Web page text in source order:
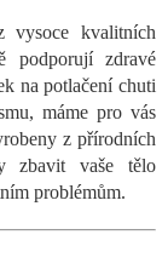
vysoce kvalitních
podporují zdravé
na potlačení chuti
máme pro vás
z přírodních
zbavit vaše tělo
problémům.